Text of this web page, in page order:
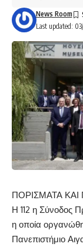
Last updated:
News Room
ΠΟΡΙΣΜΑΤΑ
Η 112 η Σύνοδος
η οποία
Πανεπιστήμιο